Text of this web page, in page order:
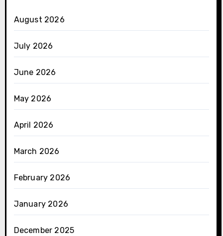
August 2026
July 2026
June 2026
May 2026
April 2026
March 2026
February 2026
January 2026
December 2025